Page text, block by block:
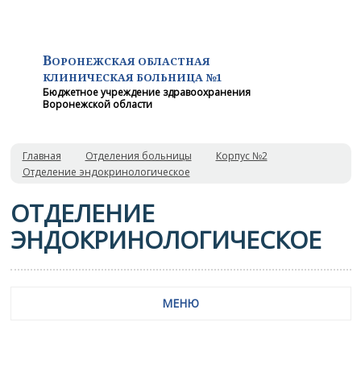
ВОРОНЕЖСКАЯ ОБЛАСТНАЯ
КЛИНИЧЕСКАЯ БОЛЬНИЦА №1
Бюджетное учреждение здравоохранения
Воронежской области
Главная Отделения больницы
Корпус №2
Отделение эндокринологическое
ОТДЕЛЕНИЕ
ЭНДОКРИНОЛОГИЧЕСКОЕ
МЕНЮ